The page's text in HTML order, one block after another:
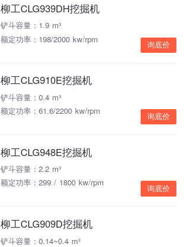
柳工CLG939DH挖掘机
铲斗容量：1.9 m³
额定功率：198/2000 kw/rpm
询底价
柳工CLG910E挖掘机
铲斗容量：0.4 m³
额定功率：61.6/2200 kw/rpm
询底价
柳工CLG948E挖掘机
铲斗容量：2.2 m³
额定功率：299 / 1800 kw/rpm
询底价
柳工CLG909D挖掘机
铲斗容量：0.14~0.4 m³